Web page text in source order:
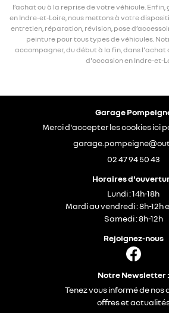
l’achat ou à la reprise de votre véhicule.
en Indre-et-Loire, nous mettons à votre
entretien, réparation, révision, pose
peinture pour tous types de véhicules.
accompagner, du début à la fin, dans l'achat
d'occasion en Indre-et-
Garage
Merci d'accepter les cookiesici
02 47 94 50 43
Horaires
Lundi : 14h-18h
Mardi au vendredi : 8h-12h
Samedi : 8h-12h
Rejoignez-nous
Notre Newsletter :
Tenez vous informé de nos
offres et